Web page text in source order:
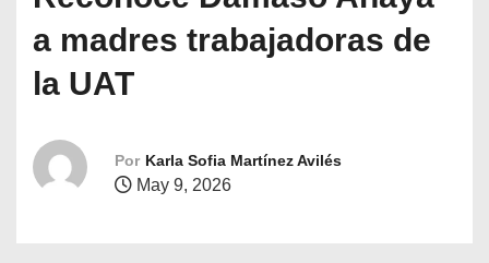
a madres trabajadoras de
la UAT
Por Karla Sofia Martínez Avilés
May 9, 2026